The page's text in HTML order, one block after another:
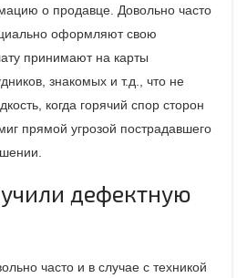
о продавце. Довольно часто
оформляют свою
принимают на карты
знакомых и т.д., что не
когда горячий спор сторон
прямой угрозой пострадавшего
дефектную
часто и в случае с техникой